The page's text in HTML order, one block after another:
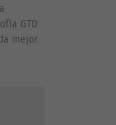
GTD
mejor.